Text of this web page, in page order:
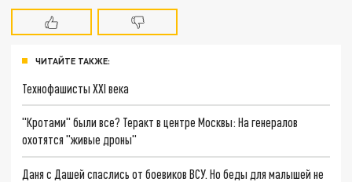
ЧИТАЙТЕ ТАКЖЕ:
Технофашисты XXI века
"Кротами" были все? Теракт в центре Москвы: На генералов
охотятся "живые дроны"
Даня с Дашей спаслись от боевиков ВСУ. Но беды для малышей не